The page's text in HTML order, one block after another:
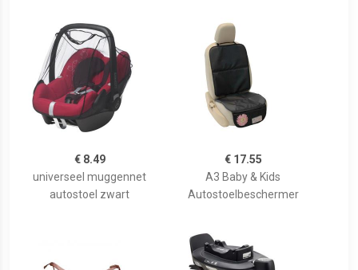
€ 8.49
universeel muggennet
autostoel zwart
€ 17.55
A3 Baby & Kids
Autostoelbeschermer